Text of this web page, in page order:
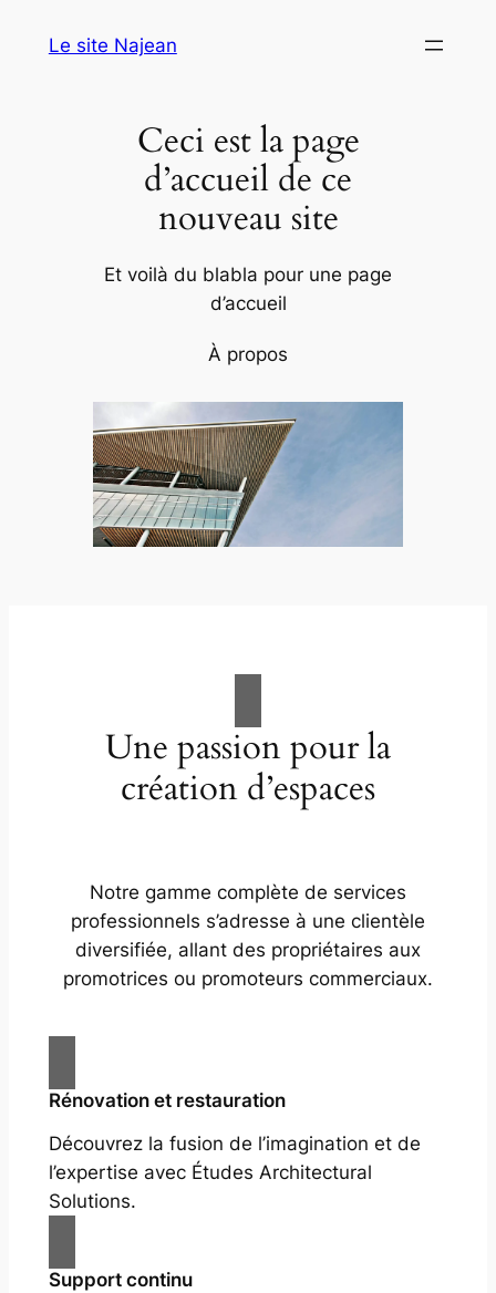
Le site Najean
Ceci est la page
d’accueil de ce
nouveau site
Et voilà du blabla pour une page
d’accueil
À propos
Une passion pour la
création d’espaces
Notre gamme complète de services
professionnels s’adresse à une clientèle
diversifiée, allant des propriétaires aux
promotrices ou promoteurs commerciaux.
Rénovation et restauration
Découvrez la fusion de l’imagination et de
l’expertise avec Études Architectural
Solutions.
Support continu